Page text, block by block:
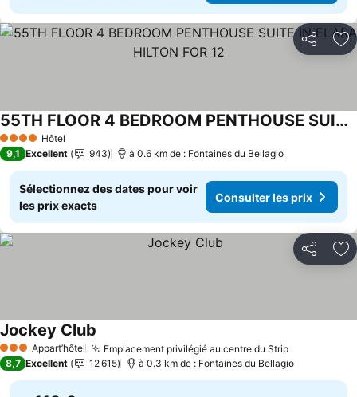
Partager
4 Étoiles Hôtel
55TH FLOOR 4 BEDROOM PENTHOUSE SUITE IN ELARA HILTON FOR 12
Consulter les prix
9,1 Excellent 943 à 0.6 km de : Fontaines du Bellagio
Sélectionnez des dates pour voir
les prix exacts
Consulter les prix
Partager
3 ÉtoilesAppart’hôtel Emplacement privilégié au centre du StripConsulter
Jockey Club
8,7 Excellent 12 615 à 0.3 km de : Fontaines du Bellagio